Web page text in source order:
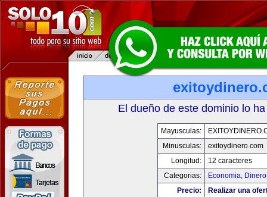
El dueño de este dominio lo
Mayusculas:
Minusculas:
exitoydinero.com
Longitud:
12 caracteres
Categorias:
Economia,
Precio:
Realizar una